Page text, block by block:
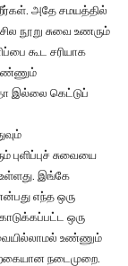
அதே சமயத்தில்
நூறு சுவை உணரும்
கூட சரியாக
உண்ணும்
இல்லை கெட்டுப்
சுவையை
இங்கே
எந்த ஒரு
ஒரு
உண்ணும்
நடைமுறை.